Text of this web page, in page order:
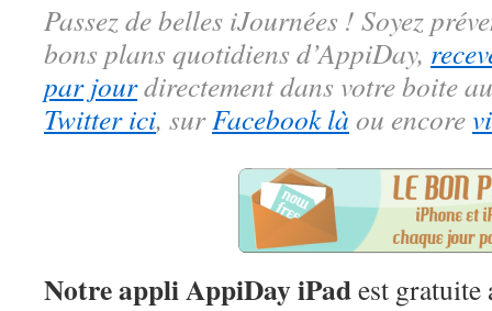
Passez de belles iJournées ! Soyez
bons plans quotidiens d’AppiDay,
par jourdirectement dans votre boite
Twitter ici, surFacebook là ou encore
Notre appli AppiDay iPadest gratuite